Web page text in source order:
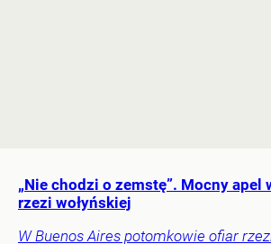
„Nie chodzi o zemstę”. Mocny apel
rzezi wołyńskiej
W Buenos Aires potomkowie ofiar